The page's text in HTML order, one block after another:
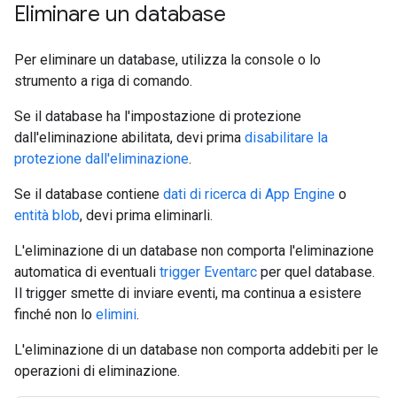
Eliminare un database
Per eliminare un database, utilizza la console o lo
strumento a riga di comando.
Se il database ha l'impostazione di protezione
dall'eliminazione abilitata, devi prima disabilitare la
protezione dall'eliminazione.
Se il database contiene dati di ricerca di App Engine o
entità blob, devi prima eliminarli.
L'eliminazione di un database non comporta l'eliminazione
automatica di eventuali trigger Eventarc per quel database.
Il trigger smette di inviare eventi, ma continua a esistere
finché non lo elimini.
L'eliminazione di un database non comporta addebiti per le
operazioni di eliminazione.